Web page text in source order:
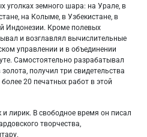
уголках земного шара: на Урале, в
на Колыме, в Узбекистане, в
Индонезии. Кроме полевых
и возглавлял вычислительные
управлении и в объединении
Самостоятельно разрабатывал
получил три свидетельства
20 печатных работ в этой
лирик. В свободное время он писал
творчества,